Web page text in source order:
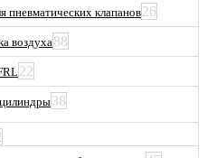
пневматических клапанов26
воздуха88
22
38